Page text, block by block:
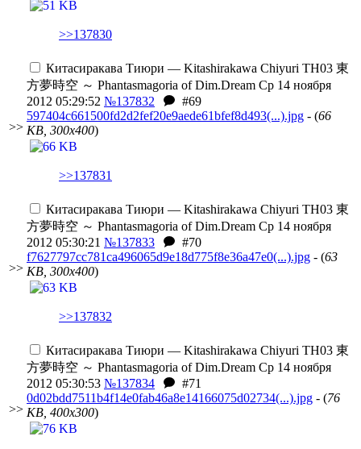
>>137830
>>
Китасиракава Тиюри — Kitashirakawa Chiyuri TH03 東
方夢時空 ～ Phantasmagoria of Dim.Dream Ср 14 ноября
2012 05:29:52 №137832
#69
597404c661500fd2d2fef20e9aede61bfef8d493(...).jpg - (66
KB, 300x400)
>>137831
>>
Китасиракава Тиюри — Kitashirakawa Chiyuri TH03 東
方夢時空 ～ Phantasmagoria of Dim.Dream Ср 14 ноября
2012 05:30:21 №137833
#70
f7627797cc781ca496065d9e18d775f8e36a47e0(...).jpg - (63
KB, 300x400)
>>137832
>>
Китасиракава Тиюри — Kitashirakawa Chiyuri TH03 東
方夢時空 ～ Phantasmagoria of Dim.Dream Ср 14 ноября
2012 05:30:53 №137834
#71
0d02bdd7511b4f14e0fab46a8e14166075d02734(...).jpg - (76
KB, 400x300)